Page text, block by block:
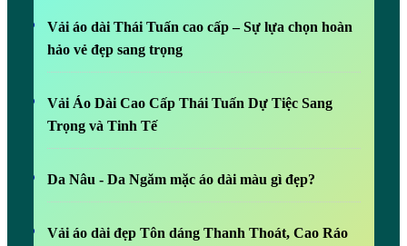
Vải áo dài Thái Tuấn cao cấp – Sự lựa chọn hoàn
hảo vẻ đẹp sang trọng
Vải Áo Dài Cao Cấp Thái Tuấn Dự Tiệc Sang
Trọng và Tinh Tế
Da Nâu - Da Ngăm mặc áo dài màu gì đẹp?
Vải áo dài đẹp Tôn dáng Thanh Thoát, Cao Ráo